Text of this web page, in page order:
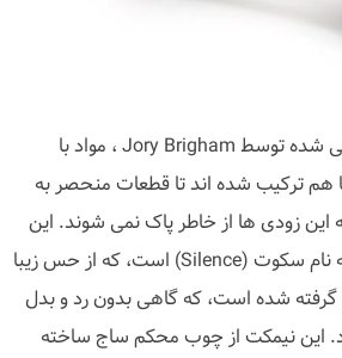
در مجموعه مبلمان طراحی شده توسط Jory Brigham ، مواد با
ترکیب شده اند تا قطعات منحصر به
زودی ها از خاطر پاک نمی شوند. این
طرح یک نیمکت راحتی به نام سکوت (Silence) است، که از حس زیبا
گرفته شده است، که گاهی بدون رد و بدل
این نیمکت از چوب محکم ساج ساخته